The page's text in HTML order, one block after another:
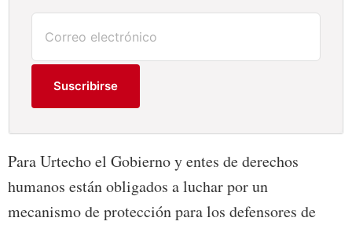
Suscribirse
Para Urtecho el Gobierno y entes de derechos
humanos están obligados a luchar por un
mecanismo de protección para los defensores de